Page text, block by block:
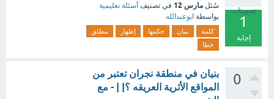
تصويتات
1
إجابة
سُئل مارس 12 في تصنيف أسئلة تعليمية
بواسطة ابوعبدالله
كلمة بنيان حكمها إظهار
مطلق
خطا
0
بنيان في منطقة نجران تعتبر من
المواقع الأثرية العريقه ؟| | - مع